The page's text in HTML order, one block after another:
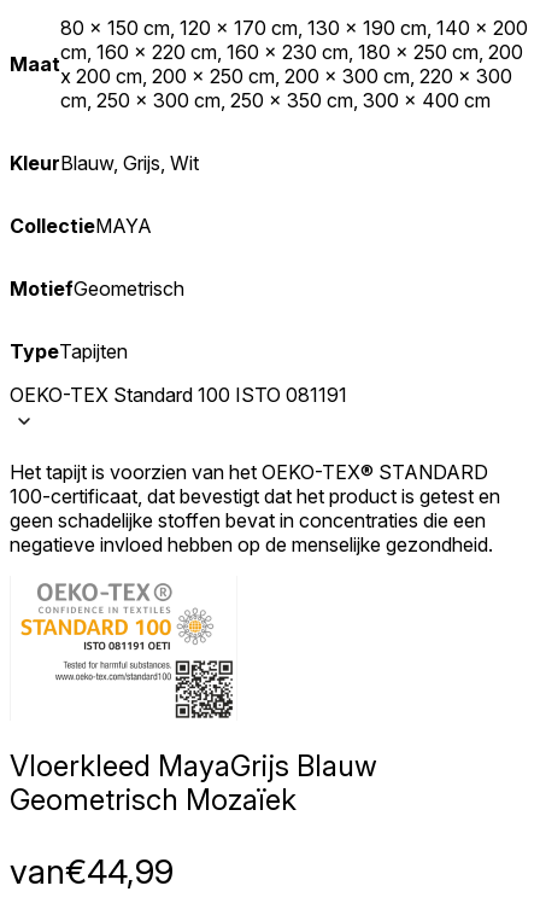
Maat
80 x 150 cm, 120 x 170 cm, 130 x 190 cm, 140 x 200
cm, 160 x 220 cm, 160 x 230 cm, 180 x 250 cm, 200
x 200 cm, 200 x 250 cm, 200 x 300 cm, 220 x 300
cm, 250 x 300 cm, 250 x 350 cm, 300 x 400 cm
KleurBlauw, Grijs, Wit
CollectieMAYA
MotiefGeometrisch
TypeTapijten
OEKO-TEX Standard 100 ISTO 081191
Het tapijt is voorzien van het OEKO-TEX® STANDARD
100-certificaat, dat bevestigt dat het product is getest en
geen schadelijke stoffen bevat in concentraties die een
negatieve invloed hebben op de menselijke gezondheid.
Vloerkleed MayaGrijs Blauw
Geometrisch Mozaïek
van€44,99